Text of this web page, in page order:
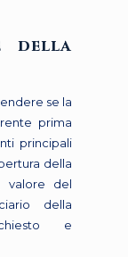
della
se la
prima
principali
della
valore del
della
e